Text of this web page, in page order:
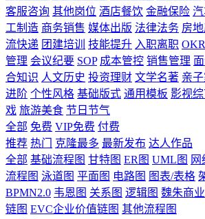
客服咨询 其他岗位 酒店餐饮 金融保险
工制造 商务销售 媒体出版 法律法务 房
流快递 团建培训 技能提升 入职离职
管理 会议纪要 SOP 成本管控 销售管理
合知识 人文历史 投资理财 文学名著 亲
进阶 个性风格 基础版式 通用模板 影视
戏 旅游美食 节日节气
全部 免费 VIP免费 付费
推荐 热门 克隆最多 最新发布 达人作品
全部 基础流程图 甘特图 ER图 UML图 网
流程图 泳道图 平面图 电路图 图表/表格
BPMN2.0 韦恩图 关系图 逻辑图 魏朱商
链图 EVC企业价值链图 其他流程图